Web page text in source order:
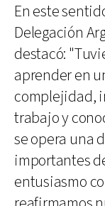
En este
Delegación
destacó:
aprender en
complejidad,
trabajo y
se opera una
importantes
entusiasmo